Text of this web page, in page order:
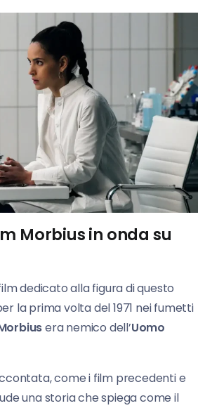
Morbius in onda su
dedicato alla figura di questo
la prima volta del 1971 nei fumetti
era nemico dell’Uomo
come i film precedenti e
una storia che spiega come il